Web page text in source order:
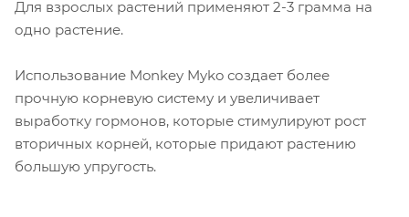
Для взрослых растений применяют 2-3 грамма на
одно растение.
Использование Monkey Myko создает более
прочную корневую систему и увеличивает
выработку гормонов, которые стимулируют рост
вторичных корней, которые придают растению
большую упругость.